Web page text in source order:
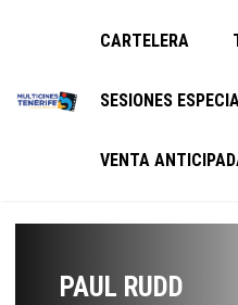
CARTELERA
SESIONES
VENTA
PAUL RUDD